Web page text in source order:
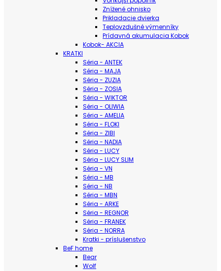
Znížené ohnisko
Prikladacie dvierka
Teplovzdušné výmenníky
Prídavná akumulacia Kobok
Kobok- AKCIA
KRATKI
Séria - ANTEK
Séria - MAJA
Séria - ZUZIA
Séria - ZOSIA
Séria - WIKTOR
Séria - OLIWIA
Séria - AMELIA
Séria - FLOKI
Séria - ZIBI
Séria - NADIA
Séria - LUCY
Séria - LUCY SLIM
Séria - VN
Séria - MB
Séria - NB
Séria - MBN
Séria - ARKE
Séria - REGNOR
Séria - FRANEK
Séria - NORRA
Kratki - príslušenstvo
BeF home
Bear
Wolf